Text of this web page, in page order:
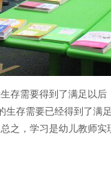
需要得到了满足以后
生存需要已经得到了满
之，学习是幼儿教师